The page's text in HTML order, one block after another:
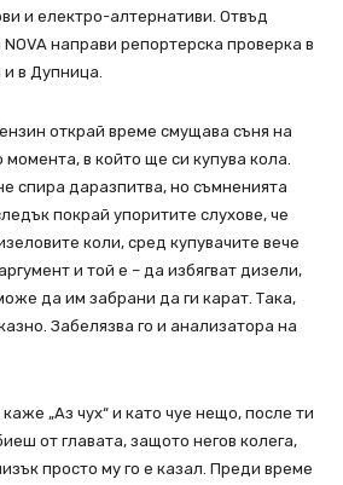
и електро-алтернативи. Отвъд
направи репортерска проверка в
в Дупница.
открай време смущава съня на
момента, в който ще си купува кола.
спира даразпитва, но съмненията
покрай упоритите слухове, че
коли, сред купувачите вече
и той е – да избягват дизели,
да им забрани да ги карат. Така,
Забелязва го и анализатора на
„Аз чух“ и като чуе нещо, после ти
от главата, защото негов колега,
просто му го е казал. Преди време